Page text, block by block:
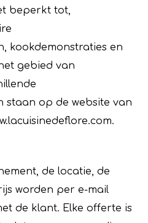
beperkt tot,
kookdemonstraties en
gebied van
staan op de website van
de locatie, de
worden per e-mail
de klant. Elke offerte is